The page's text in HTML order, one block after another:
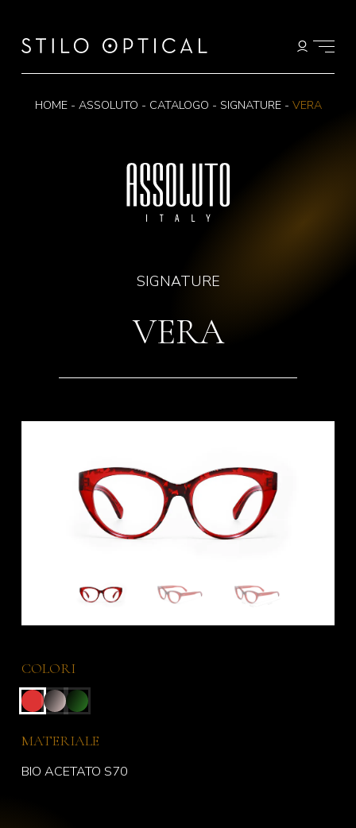
HOME- ASSOLUTO - CATALOGO - SIGNATURE- VERA
SIGNATURE
VERA
MATERIALE
BIO ACETATO S70
COLORI